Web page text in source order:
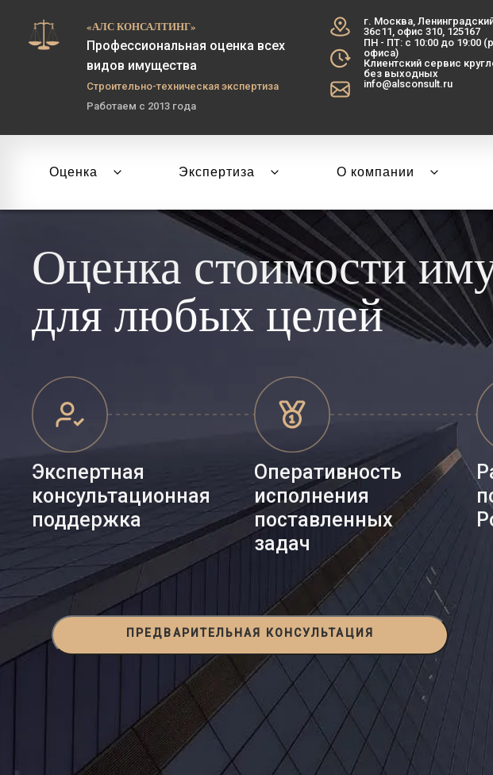
«АЛС КОНСАЛТИНГ»
Профессиональная оценка всех
видов имущества
Строительно-техническая экспертиза
Работаем с 2013 года
г. Москва,
36с11, офис 310, 125167
ПН - ПТ: с 10:00 до 19:00
офиса)
Клиентский сервис
без выходных
info@alsconsult.ru
Оценка Экспертиза О компании
Оценка стоимости
для любых целей
Экспертная
консультационная
поддержка
Оперативность
исполнения
поставленных
задач
ПРЕДВАРИТЕЛЬНАЯ КОНСУЛЬТАЦИЯ